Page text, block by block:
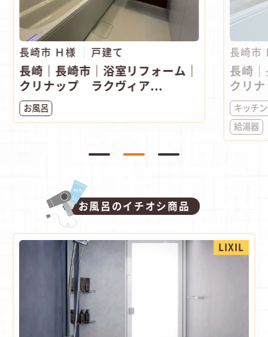
長崎市 Ｈ様 戸建て
長崎｜長崎市｜浴室リフォーム｜
クリナップ ラクヴィア...
お風呂
長崎市
長崎
クリ
キッチン
給湯器
お風呂のイチオシ商品
LIXIL